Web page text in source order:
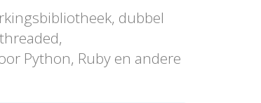
dubbel
Python, Ruby en andere